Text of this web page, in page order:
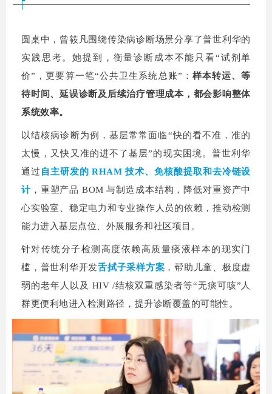
圆桌中，曾筱凡围绕传染病诊断场景分享了普世利华的
实践思考。她提到，衡量诊断成本不能只看“试剂单
价”，更要算一笔“公共卫生系统总账”： 样本转运、等
待时间、延误诊断及后续治疗管理成本，都会影响整体
系统效率。
以结核病诊断为例，基层常常面临“快的看不准，准的
太慢，又快又准的进不了基层”的现实困境。普世利华
通过 自主研发的 RHAM 技术、免核酸提取和去冷链设
计，重塑产品 BOM 与制造成本结构，降低对重资产中
心实验室、稳定电力和专业操作人员的依赖，推动检测
能力进入基层点位、外展服务和社区项目。
针对传统分子检测高度依赖高质量痰液样本的现实门
槛，普世利华开发舌拭子采样方案 ，帮助儿童、极度虚
弱的老年人以及 HIV /结核双重感染者等“无痰可咳”人
群更便利地进入检测路径，提升诊断覆盖的可能性。